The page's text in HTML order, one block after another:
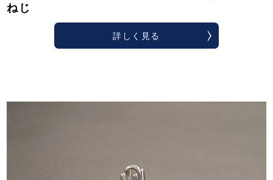
ねじ
詳しく見る